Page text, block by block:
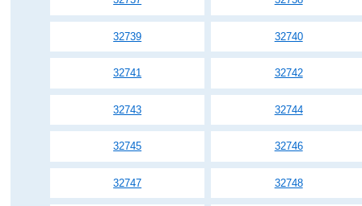
32739 32740
32741 32742
32743 32744
32745 32746
32747 32748